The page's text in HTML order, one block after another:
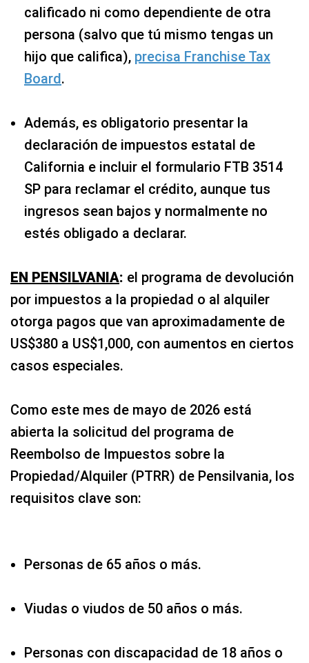
calificado ni como dependiente de otra
persona (salvo que tú mismo tengas un
hijo que califica), precisa Franchise Tax
Board.
Además, es obligatorio presentar la
declaración de impuestos estatal de
California e incluir el formulario FTB 3514
SP para reclamar el crédito, aunque tus
ingresos sean bajos y normalmente no
estés obligado a declarar.
EN PENSILVANIA: el programa de devolución
por impuestos a la propiedad o al alquiler
otorga pagos que van aproximadamente de
US$380 a US$1,000, con aumentos en ciertos
casos especiales.
Como este mes de mayo de 2026 está
abierta la solicitud del programa de
Reembolso de Impuestos sobre la
Propiedad/Alquiler (PTRR) de Pensilvania, los
requisitos clave son:
Personas de 65 años o más.
Viudas o viudos de 50 años o más.
Personas con discapacidad de 18 años o